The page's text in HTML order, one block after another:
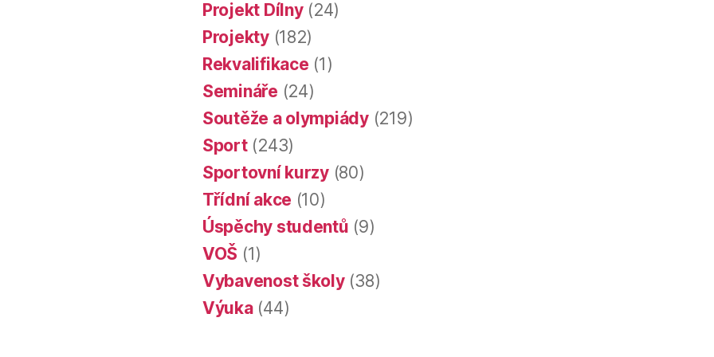
Projekt Dílny(24)
Projekty(182)
Rekvalifikace (1)
Semináře (24)
Soutěže a olympiády(219)
Sport(243)
Sportovní kurzy(80)
Třídní akce (10)
Úspěchy studentů (9)
VOŠ (1)
Vybavenost školy(38)
Výuka(44)